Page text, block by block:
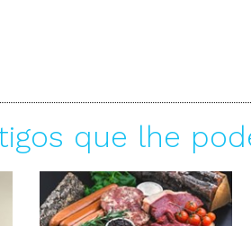
que lhe